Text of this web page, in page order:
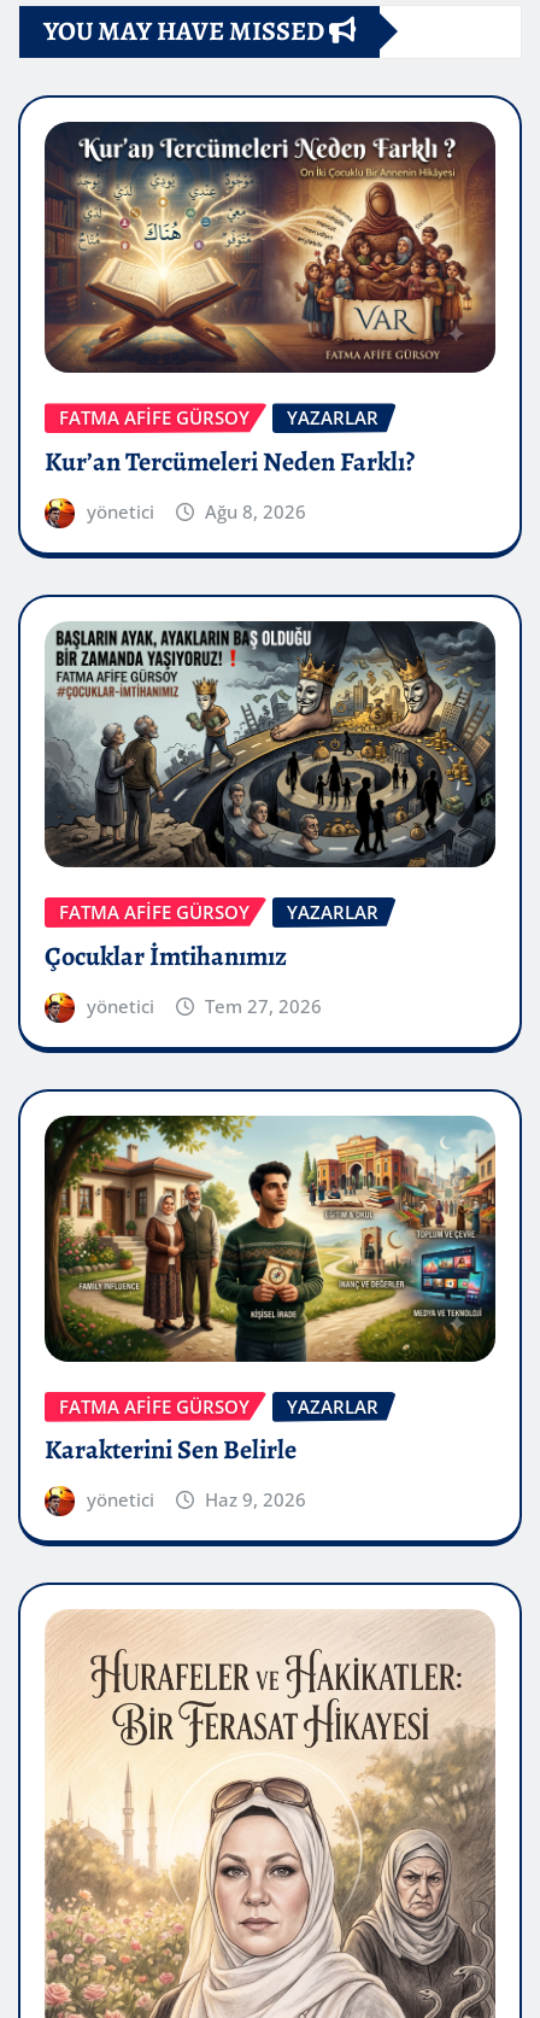
YOU MAY HAVE MISSED
FATMA AFİFE GÜRSOY YAZARLAR
Kur’an Tercümeleri Neden Farklı?
yönetici Ağu 8, 2026
FATMA AFİFE GÜRSOY YAZARLAR
Çocuklar İmtihanımız
yönetici Tem 27, 2026
FATMA AFİFE GÜRSOY YAZARLAR
Karakterini Sen Belirle
yönetici Haz 9, 2026